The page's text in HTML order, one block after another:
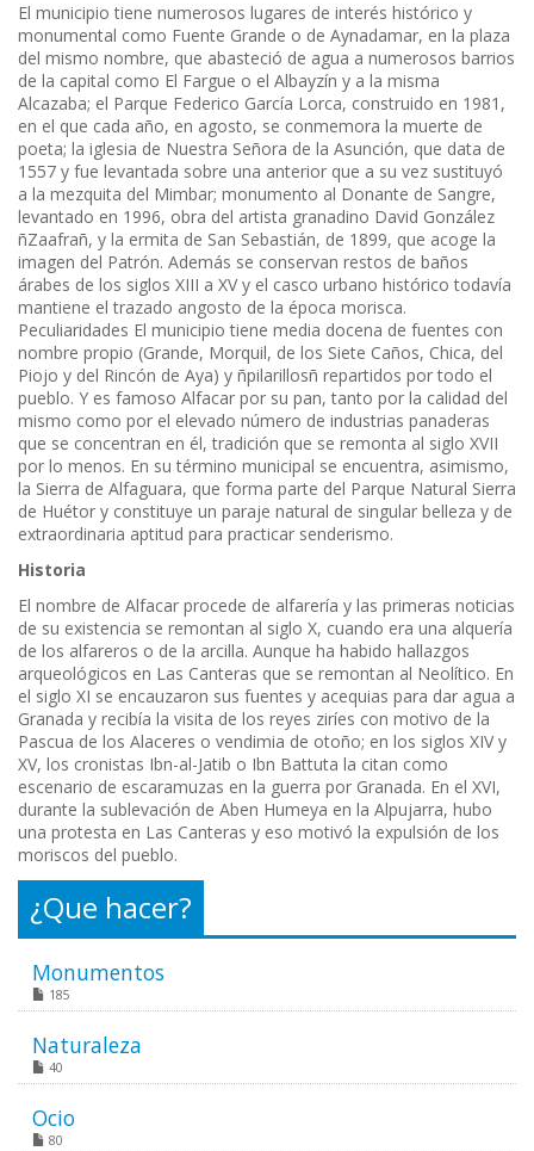
El municipio tiene numerosos lugares de interés histórico y
monumental como Fuente Grande o de Aynadamar, en la plaza
del mismo nombre, que abasteció de agua a numerosos barrios
de la capital como El Fargue o el Albayzín y a la misma
Alcazaba; el Parque Federico García Lorca, construido en 1981,
en el que cada año, en agosto, se conmemora la muerte de
poeta; la iglesia de Nuestra Señora de la Asunción, que data de
1557 y fue levantada sobre una anterior que a su vez sustituyó
a la mezquita del Mimbar; monumento al Donante de Sangre,
levantado en 1996, obra del artista granadino David González
ñZaafrañ, y la ermita de San Sebastián, de 1899, que acoge la
imagen del Patrón. Además se conservan restos de baños
árabes de los siglos XIII a XV y el casco urbano histórico todavía
mantiene el trazado angosto de la época morisca.
Peculiaridades El municipio tiene media docena de fuentes con
nombre propio (Grande, Morquil, de los Siete Caños, Chica, del
Piojo y del Rincón de Aya) y ñpilarillosñ repartidos por todo el
pueblo. Y es famoso Alfacar por su pan, tanto por la calidad del
mismo como por el elevado número de industrias panaderas
que se concentran en él, tradición que se remonta al siglo XVII
por lo menos. En su término municipal se encuentra, asimismo,
la Sierra de Alfaguara, que forma parte del Parque Natural Sierra
de Huétor y constituye un paraje natural de singular belleza y de
extraordinaria aptitud para practicar senderismo.
Historia
El nombre de Alfacar procede de alfarería y las primeras noticias
de su existencia se remontan al siglo X, cuando era una alquería
de los alfareros o de la arcilla. Aunque ha habido hallazgos
arqueológicos en Las Canteras que se remontan al Neolítico. En
el siglo XI se encauzaron sus fuentes y acequias para dar agua a
Granada y recibía la visita de los reyes ziríes con motivo de la
Pascua de los Alaceres o vendimia de otoño; en los siglos XIV y
XV, los cronistas Ibn-al-Jatib o Ibn Battuta la citan como
escenario de escaramuzas en la guerra por Granada. En el XVI,
durante la sublevación de Aben Humeya en la Alpujarra, hubo
una protesta en Las Canteras y eso motivó la expulsión de los
moriscos del pueblo.
¿Que hacer?
Monumentos
185
Naturaleza
40
Ocio
80